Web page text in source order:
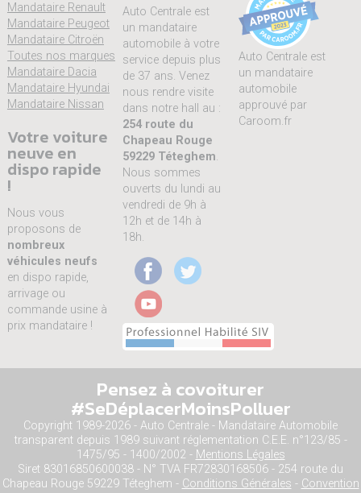
Mandataire Renault
Mandataire Peugeot
Mandataire Citroën
Toutes nos marques
Mandataire Dacia
Mandataire Hyundai
Mandataire Nissan
Votre voiture
neuve en
dispo rapide
!
Nous vous
proposons de
nombreux
véhicules neufs
en dispo rapide,
arrivage ou
commande usine à
prix mandataire !
Auto Centrale est
un mandataire
automobile à votre
service depuis plus
de 37 ans. Venez
nous rendre visite
dans notre hall au :
254 route du
Chapeau Rouge
59229 Téteghem.
Nous sommes
ouverts du lundi au
vendredi de 9h à
12h et de 14h à
18h.
Auto Centrale est
un mandataire
automobile
approuvé par
Caroom.fr
Pensez à covoiturer
#SeDéplacerMoinsPolluer
Copyright 1989-2026 - Auto Centrale - Mandataire Automobile
transparent depuis 1989 suivant réglementation C.E.E. n°123/85 -
1475/95 - 1400/2002 - Mentions Légales
Siret 83016850600038 - N° TVA FR72830168506 - 254 route du
Chapeau Rouge 59229 Téteghem - Conditions Générales - Convention